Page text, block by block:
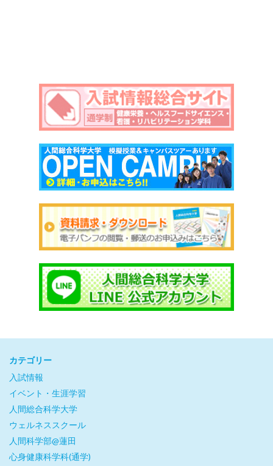
カテゴリー
入試情報
イベント・生涯学習
人間総合科学大学
ウェルネススクール
人間科学部@蓮田
心身健康科学科(通学)